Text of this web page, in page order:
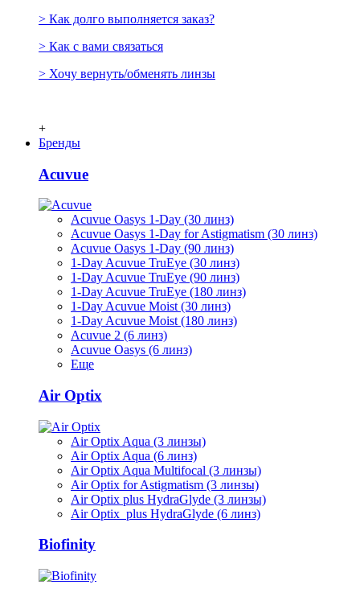
> Как долго выполняется заказ?
> Как с вами связаться
> Хочу вернуть/обменять линзы
+
Бренды
Acuvue
Acuvue Oasys 1-Day (30 линз)
Acuvue Oasys 1-Day for Astigmatism (30 линз)
Acuvue Oasys 1-Day (90 линз)
1-Day Acuvue TruEye (30 линз)
1-Day Acuvue TruEye (90 линз)
1-Day Acuvue TruEye (180 линз)
1-Day Acuvue Moist (30 линз)
1-Day Acuvue Moist (180 линз)
Acuvue 2 (6 линз)
Acuvue Oasys (6 линз)
Еще
Air Optix
Air Optix Aqua (3 линзы)
Air Optix Aqua (6 линз)
Air Optix Aqua Multifocal (3 линзы)
Air Optix for Astigmatism (3 линзы)
Air Optix plus HydraGlyde (3 линзы)
Air Optix plus HydraGlyde (6 линз)
Biofinity